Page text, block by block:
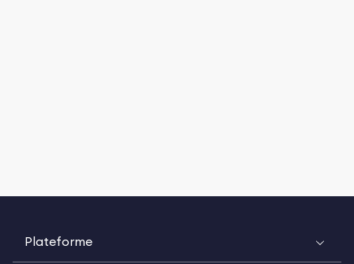
Plateforme